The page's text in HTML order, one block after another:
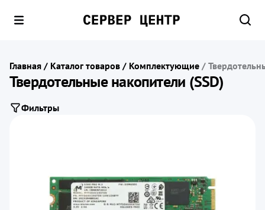
Главная / Каталог товаров / Комплектующие /
Твердотельные накопители (SSD)
Фильтры